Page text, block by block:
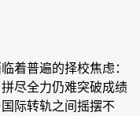
着普遍的择校焦虑：
尽全力仍难突破成绩
际转轨之间摇摆不